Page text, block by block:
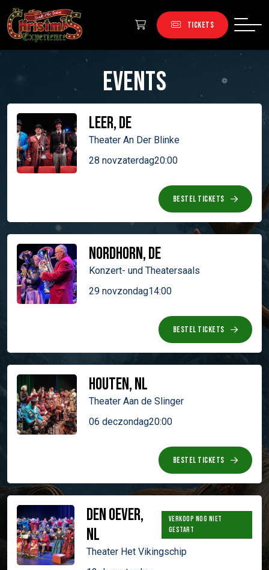
TICKETS
EVENTS
Leer, DE
Theater An Der Blinke
28 novzaterdag20:00
BESTEL TICKETS
Nordhorn, DE
Konzert- und Theatersaals
29 novzondag14:00
BESTEL TICKETS
Houten, NL
Theater Aan de Slinger
06 deczondag20:00
BESTEL TICKETS
Den Oever,
NL
VERKOOP NOG NIET
GESTART
Theater Het Vikingschip